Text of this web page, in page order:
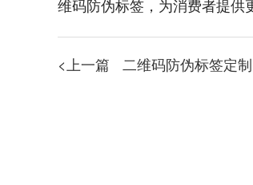
维码防伪标签，为消费者提供
<上一篇